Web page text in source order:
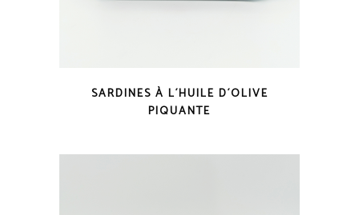
SARDINES À L´HUILE D´OLIVE
PIQUANTE